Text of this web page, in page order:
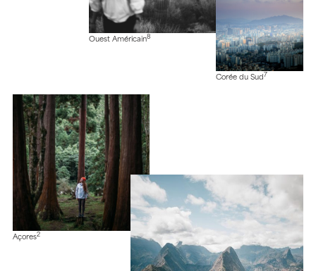
Ouest Américain8
Corée du Sud 7
Açores2